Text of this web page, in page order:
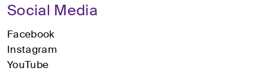
Social Media
Facebook
Instagram
YouTube